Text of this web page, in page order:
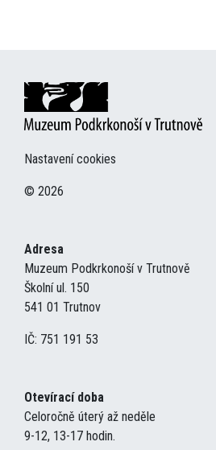
Nastavení cookies
© 2026
Adresa
Muzeum Podkrkonoší v Trutnově
Školní ul. 150
541 01 Trutnov
IČ: 751 191 53
Otevírací doba
Celoročně úterý až neděle
9-12, 13-17 hodin.